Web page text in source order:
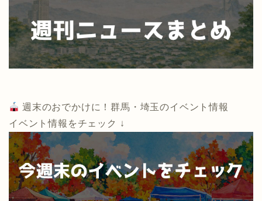
週末のおでかけに！群馬・埼玉のイベント情報
イベント情報をチェック ↓